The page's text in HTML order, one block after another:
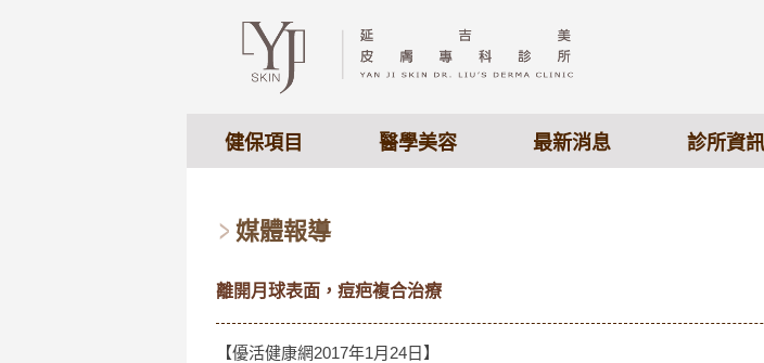
健保項目 醫學美容 最新消息 診所資訊
媒體報導
離開月球表面，痘疤複合治療
【優活健康網2017年1月24日】